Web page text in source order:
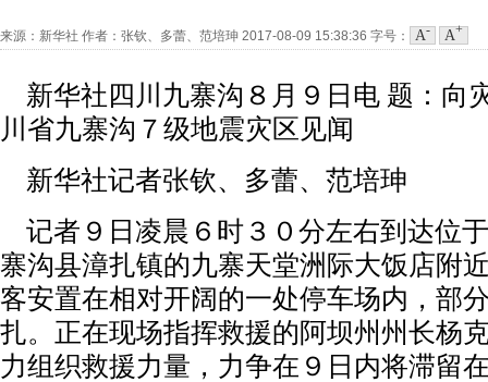
来源：新华社 作者：张钦、多蕾、范培珅 2017-08-09 15:38:36 字号： A- A+
新华社四川九寨沟８月９日电 题：
川省九寨沟７级地震灾区见闻
新华社记者张钦、多蕾、范培珅
记者９日凌晨６时３０分左右到达位
寨沟县漳扎镇的九寨天堂洲际大饭店附
客安置在相对开阔的一处停车场内，部
扎。正在现场指挥救援的阿坝州州长杨
力组织救援力量，力争在９日内将滞留